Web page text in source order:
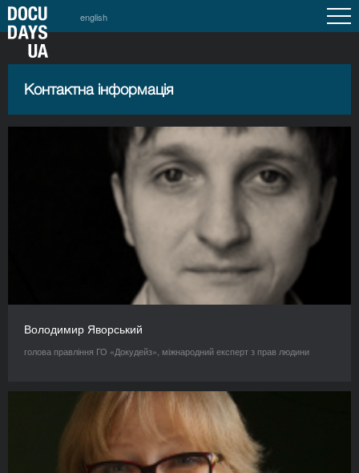
english
Контактна інформація
Володимир Яворський
голова правління ГО «Докудейз», міжнародний експерт з прав людини